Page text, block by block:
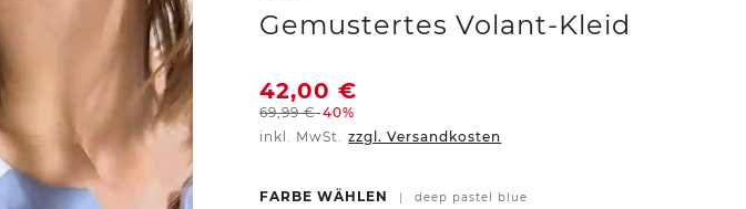
Gemustertes Volant-Kleid
42,00€
69,99€-40%
inkl. MwSt. zzgl. Versandkosten
FARBE WÄHLEN | deep pastel blue